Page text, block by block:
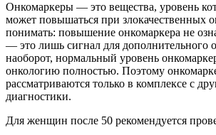
Онкомаркеры — это вещества, уровень
может повышаться при злокачественных
понимать: повышение онкомаркера не
— это лишь сигнал для дополнительного
наоборот, нормальный уровень
онкологию полностью. Поэтому
рассматриваются только в комплексе с
диагностики.
Для женщин после 50 рекомендуется